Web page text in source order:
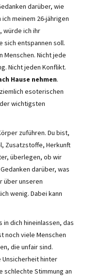
darüber, wie
meinem 26-jährigen
würde ich ihr
sich entspannen soll.
Menschen. Nicht jede
Nicht jeden Konflikt.
Hause nehmen.
esoterischen
wichtigsten
zuführen. Du bist,
Zusatzstoffe, Herkunft
überlegen, ob wir
darüber, was
über unseren
wenig. Dabei kann
in dich hineinlassen, das
noch viele Menschen
die unfair sind.
Unsicherheit hinter
schlechte Stimmung an